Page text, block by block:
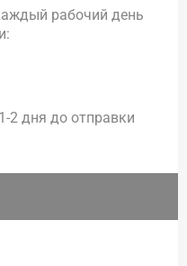
рабочий день
2 дня до отправки